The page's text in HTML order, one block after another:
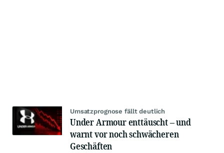
Umsatzprognose fällt deutlich
Under Armour enttäuscht – und
warnt vor noch schwächeren
Geschäften